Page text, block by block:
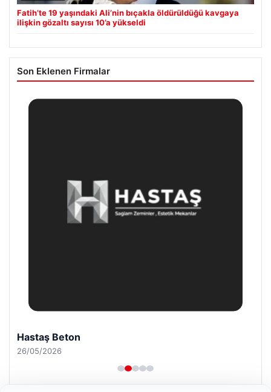
Fatih’te 19 yaşındaki Ali’nin bıçakla öldürüldüğü kavgaya
ilişkin gözaltı sayısı 10’a yükseldi
Son Eklenen Firmalar
Hastaş Beton
26/05/2026